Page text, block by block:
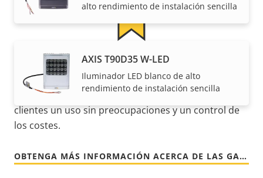
alto rendimiento de instalación sencilla
AXIS T90D35 W-LED
Iluminador LED blanco de alto
rendimiento de instalación sencilla
Para mayor tranquilidad
Nuestra garantía de 3 años brinda a nuestros
clientes un uso sin preocupaciones y un control de
los costes.
OBTENGA MÁS INFORMACIÓN ACERCA DE LAS GARANTÍAS DE AXIS